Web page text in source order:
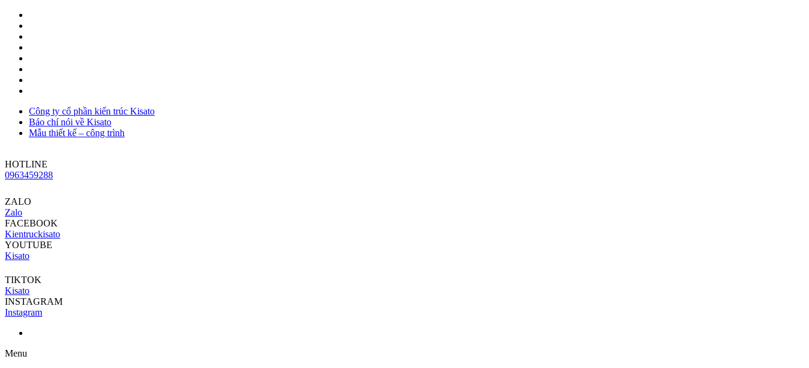
Công ty cổ phần kiến trúc Kisato
Báo chí nói về Kisato
Mẫu thiết kế – công trình
HOTLINE
0963459288
ZALO
Zalo
FACEBOOK
Kientruckisato
YOUTUBE
Kisato
TIKTOK
Kisato
INSTAGRAM
Instagram
Menu